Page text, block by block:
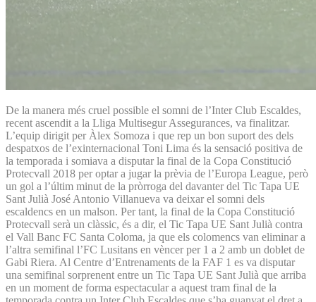
De la manera més cruel possible el somni de l’Inter Club Escaldes,
recent ascendit a la Lliga Multisegur Assegurances, va finalitzar.
L’equip dirigit per Àlex Somoza i que rep un bon suport des dels
despatxos de l’exinternacional Toni Lima és la sensació positiva de
la temporada i somiava a disputar la final de la Copa Constitució
Protecvall 2018 per optar a jugar la prèvia de l’Europa League, però
un gol a l’últim minut de la pròrroga del davanter del Tic Tapa UE
Sant Julià José Antonio Villanueva va deixar el somni dels
escaldencs en un malson. Per tant, la final de la Copa Constitució
Protecvall serà un clàssic, és a dir, el Tic Tapa UE Sant Julià contra
el Vall Banc FC Santa Coloma, ja que els colomencs van eliminar a
l’altra semifinal l’FC Lusitans en vèncer per 1 a 2 amb un doblet de
Gabi Riera. Al Centre d’Entrenaments de la FAF 1 es va disputar
una semifinal sorprenent entre un Tic Tapa UE Sant Julià que arriba
en un moment de forma espectacular a aquest tram final de la